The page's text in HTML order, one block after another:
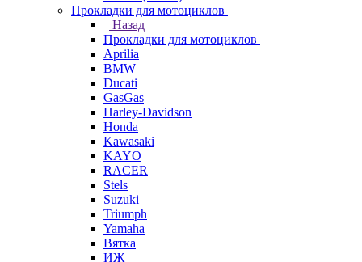
Прокладки для мотоциклов
Назад
Прокладки для мотоциклов
Aprilia
BMW
Ducati
GasGas
Harley-Davidson
Honda
Kawasaki
KAYO
RACER
Stels
Suzuki
Triumph
Yamaha
Вятка
ИЖ